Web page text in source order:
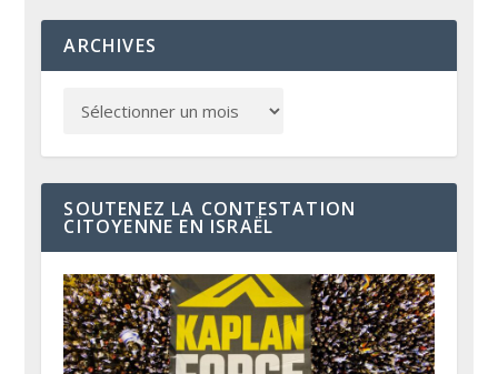
ARCHIVES
SOUTENEZ LA CONTESTATION
CITOYENNE EN ISRAËL